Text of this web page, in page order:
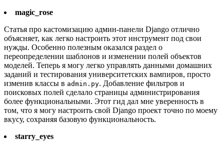
magic_rose
Статья про кастомизацию админ-панели Django отлично
объясняет, как легко настроить этот инструмент под свои
нужды. Особенно полезным оказался раздел о
переопределении шаблонов и изменении полей объектов
моделей. Теперь я могу легко управлять данными домашних
заданий и тестирования университетских вампиров, просто
изменив классы в admin.py. Добавление фильтров и
поисковых полей сделало страницы администрирования
более функциональными. Этот гид дал мне уверенность в
том, что я могу настроить свой Django проект точно по моему
вкусу, сохраняя базовую функциональность.
starry_eyes